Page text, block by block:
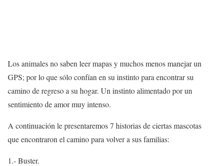
Los animales no saben leer mapas y muchos menos manejar un
GPS; por lo que sólo confían en su instinto para encontrar su
camino de regreso a su hogar. Un instinto alimentado por un
sentimiento de amor muy intenso.
A continuación le presentaremos 7 historias de ciertas mascotas
que encontraron el camino para volver a sus familias:
1.- Buster.